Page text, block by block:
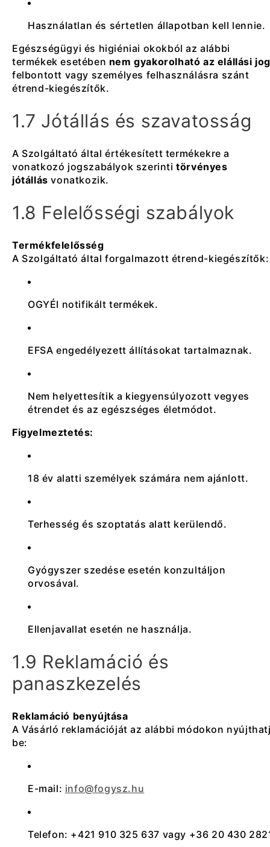
Használatlan és sértetlen állapotban kell lennie.
Egészségügyi és higiéniai okokból az alábbi
termékek esetében nem gyakorolható az elállási
felbontott vagy személyes felhasználásra szánt
étrend-kiegészítők.
1.7 Jótállás és szavatosság
A Szolgáltató által értékesített termékekre a
vonatkozó jogszabályok szerinti törvényes
jótállás vonatkozik.
1.8 Felelősségi szabályok
Termékfelelősség
A Szolgáltató által forgalmazott étrend-kiegészítők:
OGYÉI notifikált termékek.
EFSA engedélyezett állításokat tartalmaznak.
Nem helyettesítik a kiegyensúlyozott vegyes
étrendet és az egészséges életmódot.
Figyelmeztetés:
18 év alatti személyek számára nem ajánlott.
Terhesség és szoptatás alatt kerülendő.
Gyógyszer szedése esetén konzultáljon
orvosával.
Ellenjavallat esetén ne használja.
1.9 Reklamáció és
panaszkezelés
Reklamáció benyújtása
A Vásárló reklamációját az alábbi módokon
be:
E-mail: info@fogysz.hu
Telefon: +421 910 325 637 vagy +36 20 430